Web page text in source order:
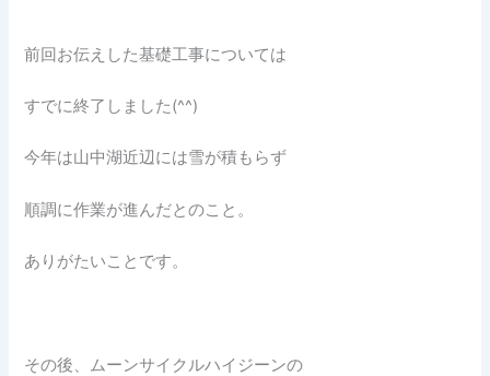
前回お伝えした基礎工事については
すでに終了しました(^^)
今年は山中湖近辺には雪が積もらず
順調に作業が進んだとのこと。
ありがたいことです。
その後、ムーンサイクルハイジーンの